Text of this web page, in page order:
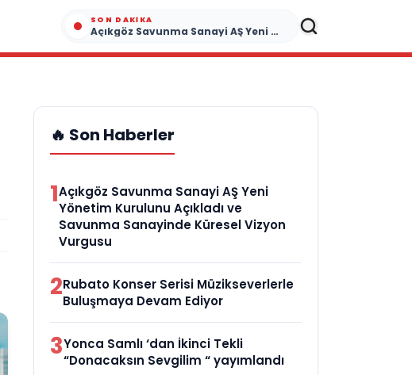
SON DAKIKA
Açıkgöz Savunma Sanayi AŞ Yeni Yönetim Kurulunu Açıkladı ve Savunma Sanayinde Küresel Vizyon Vurgusu
🔥 Son Haberler
1Açıkgöz Savunma Sanayi AŞ Yeni
Yönetim Kurulunu Açıkladı ve
Savunma Sanayinde Küresel Vizyon
Vurgusu
2Rubato Konser Serisi Müzikseverlerle
Buluşmaya Devam Ediyor
3Yonca Samlı ‘dan İkinci Tekli
“Donacaksın Sevgilim “ yayımlandı